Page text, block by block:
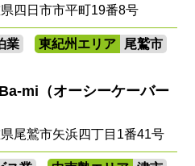
四日市市平町19番8号
業 東紀州エリア 尾鷲市
mi（オーシーケーバー
尾鷲市矢浜四丁目1番41号